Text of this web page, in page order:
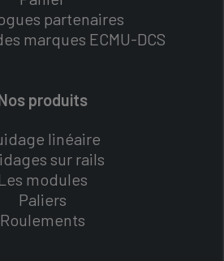
partenaires
marques ECMU-DCS
produits
linéaire
sur rails
modules
Paliers
Roulements